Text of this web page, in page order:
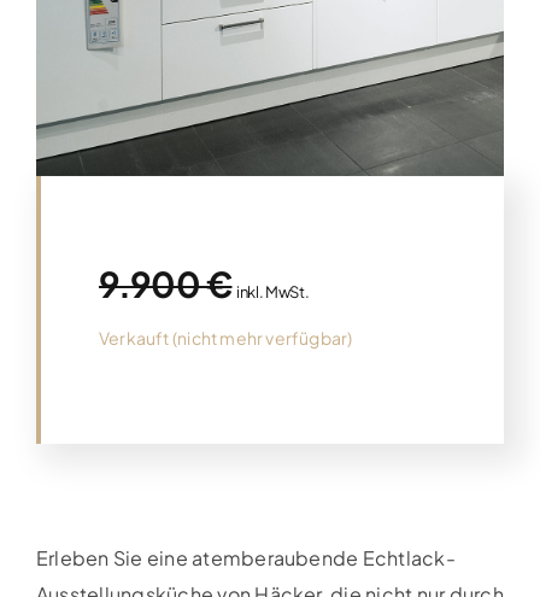
9.900 € inkl. MwSt.
Verkauft (nicht mehr verfügbar)
Erleben Sie eine atemberaubende Echtlack-